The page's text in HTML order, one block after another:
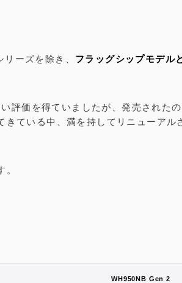
ーズを除き、 フラッグシップモデル
評価を得ていましたが、発売され
ている中、満を持してリニューア
WH950NB Gen 2